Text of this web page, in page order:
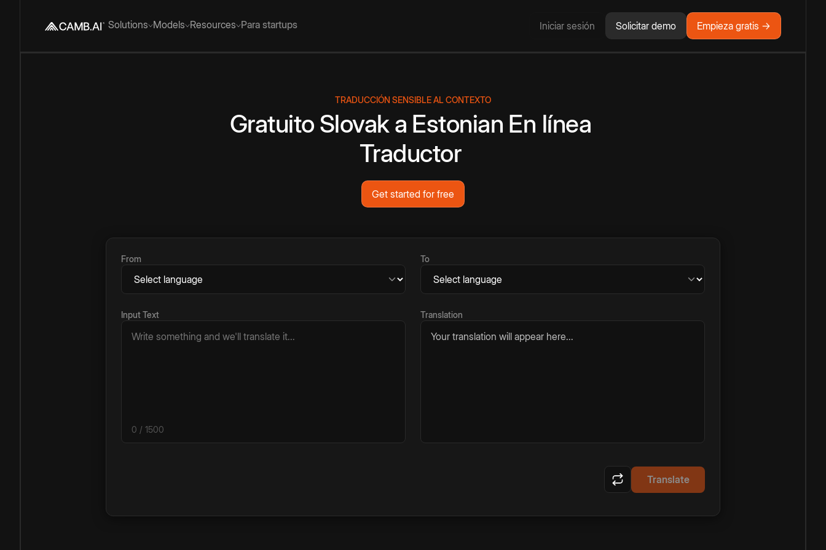
Solutions Models Resources Para startups Iniciar sesión Solicitar demo Empieza gratis →
TRADUCCIÓN SENSIBLE AL CONTEXTO
Gratuito Slovaka Estonian En línea
Traductor
Get started for free
From To
Input Text
0 / 1500
Translation
Your translation will appear here...
Translate